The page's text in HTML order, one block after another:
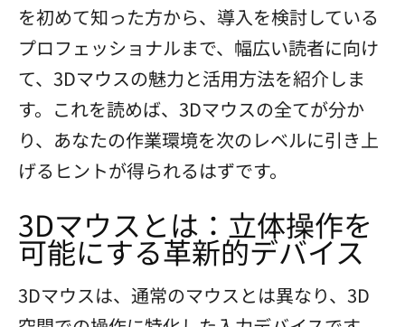
を初めて知った方から、導入を検討している
プロフェッショナルまで、幅広い読者に向け
て、3Dマウスの魅力と活用方法を紹介しま
す。これを読めば、3Dマウスの全てが分か
り、あなたの作業環境を次のレベルに引き上
げるヒントが得られるはずです。
3Dマウスとは：立体操作を
可能にする革新的デバイス
3Dマウスは、通常のマウスとは異なり、3D